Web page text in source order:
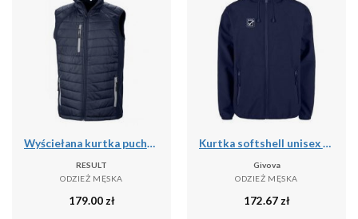
Wyściełana kurtka puchowa z recyklingu Result Black Compass
RESULT
ODZIEŻ MĘSKA
179.00 zł
Kurtka softshell unisex Givova Kurtka niebieska
Givova
ODZIEŻ MĘSKA
172.67 zł